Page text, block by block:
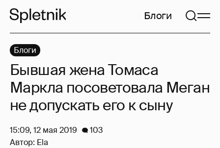
Блоги
Блоги
Бывшая жена Томаса
Маркла посоветовала Меган
не допускать его к сыну
15:09, 12 мая 2019
103
Автор: Ela